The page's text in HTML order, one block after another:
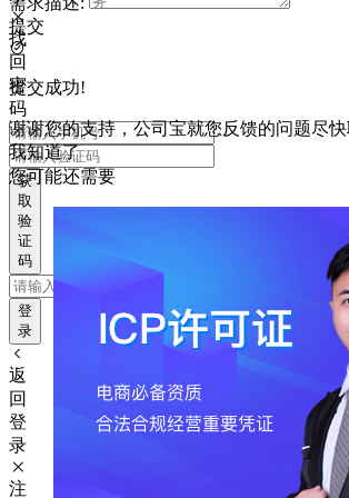
找
回
密
码
获
取
验
证
码
登
录
返
回
登
录
注
提交
提交成功!
谢谢您的支持，公司宝就您反馈的问题尽
我知道了
您可能还需要